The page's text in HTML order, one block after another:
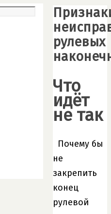
рулевых
Что
идёт
не так
Почему бы
не
закрепить
конец
рулевой